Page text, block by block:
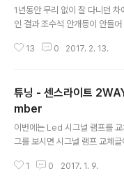
1년동안 무리 없이 잘 다니던
인 결과 조수석 안개등이 안들
서는 자주 교체를 하곤 합니다.
래쉬도 있으면 좋구요.LED로 교
땜시.. 4군대의 볼트를 제거하여
에 2개가 있는데 아래쪽에 안개
찾기는 쉽습니다. 나머지 2개는
받이 전면하단에 위치합니다.
주면됩니다. 볼트 4개는 이렇게
13 0 2017. 2. 13.
튜닝 - 센스라이트
mber
이번에는 Led 시그널 램프를
그를 보시면 시그널 램프 교체
체한적이 있는데 나중에 시그널
1 0 2017. 1. 9.